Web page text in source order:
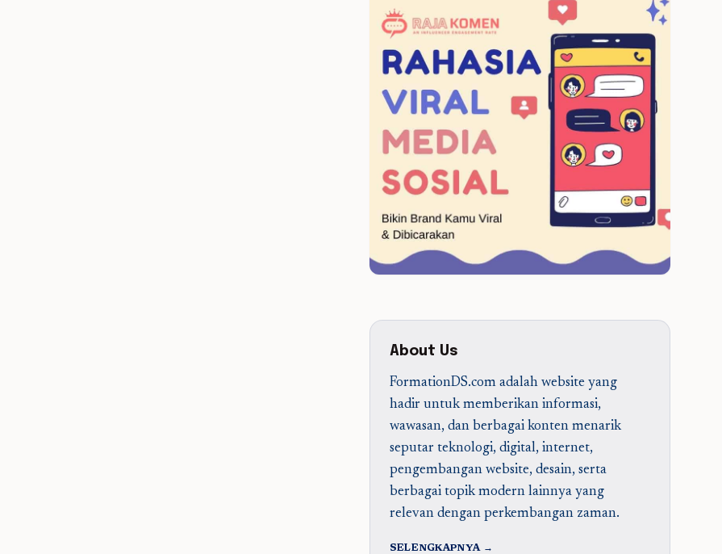
About Us
FormationDS.com adalah website yang
hadir untuk memberikan informasi,
wawasan, dan berbagai konten menarik
seputar teknologi, digital, internet,
pengembangan website, desain, serta
berbagai topik modern lainnya yang
relevan dengan perkembangan zaman.
SELENGKAPNYA →